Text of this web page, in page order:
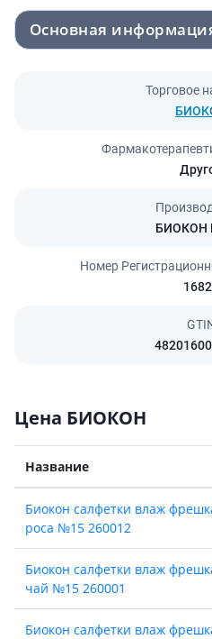
Основная
Торговое
БИОКОН
Номер
Цена БИОКОН
Название
Биокон салфетки влаж
роса №15 260012
Биокон салфетки влаж
чай №15 260001
Биокон салфетки влаж